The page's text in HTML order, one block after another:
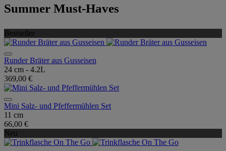
Summer Must-Haves
Bestseller
Runder Bräter aus Gusseisen
24 cm - 4.2L
369,00 €
Mini Salz- und Pfeffermühlen Set
11 cm
66,00 €
Neu